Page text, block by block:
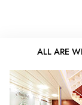
ALL ARE